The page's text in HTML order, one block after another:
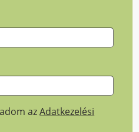
azAdatkezelési